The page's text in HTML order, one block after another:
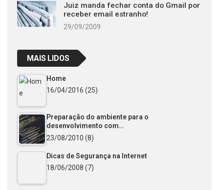
Juiz manda fechar conta do Gmail por
receber email estranho!
29/09/2009
MAIS LIDOS
Home
16/04/2016 (25)
Preparação do ambiente para o
desenvolvimento com…
23/08/2010 (8)
Dicas de Segurança na Internet
18/06/2008 (7)